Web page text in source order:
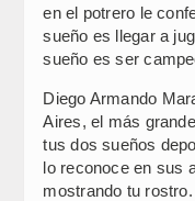
en el potrero le
sueño es llegar a
sueño es ser
Diego Armando
Aires, el más
tus dos sueños
lo reconoce en sus
mostrando tu rostro.